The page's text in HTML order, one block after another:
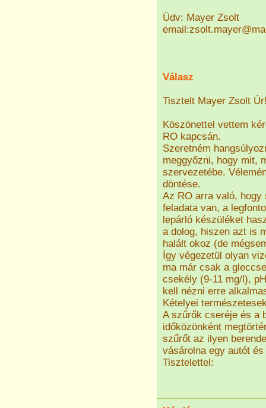
Üdv: Mayer Zsolt
Válasz
Tisztelt Mayer Zsolt
Köszönettel vettem
RO kapcsán.
Szeretném
meggyőzni, hogy mit,
szervezetébe.
döntése.
Az RO arra való,
feladata van, a
lepárló készüléket
a dolog, hiszen azt is
halált okoz (de
Így végezetül olyan
ma már csak a
csekély (9-11 mg/l),
kell nézni erre
Kételyei
A szűrők cseréje és a
időközönként
szűrőt az ilyen
vásárolna egy autót
Tisztelettel: